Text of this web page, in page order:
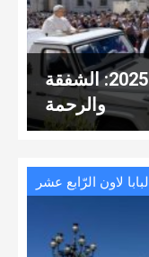
عناوين نشرة الأربعاء 28 أيّار 2025: الشفقة
والرحمة
البابا لاون الرّابع عشر